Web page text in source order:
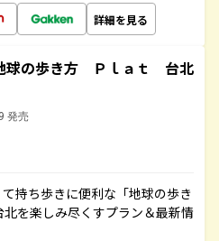
詳細を見る
球の歩き方 Ｐｌａｔ 台北
発売
持ち歩きに便利な「地球の歩き
を楽しみ尽くすプラン＆最新情